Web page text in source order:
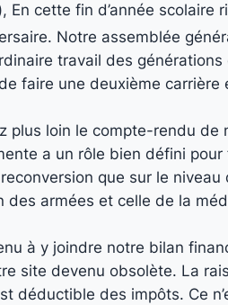
En cette fin d’année
Notre assemblée
travail des
faire une deuxième
plus loin le compte-rendu de
a un rôle bien défini
que sur le
des armées et celle de la
à y joindre notre bilan
site devenu obsolète. La
déductible des impôts. Ce